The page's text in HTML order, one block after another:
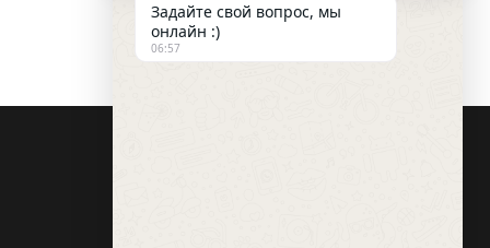
Задайте свой вопрос, мы
онлайн :)
06:57